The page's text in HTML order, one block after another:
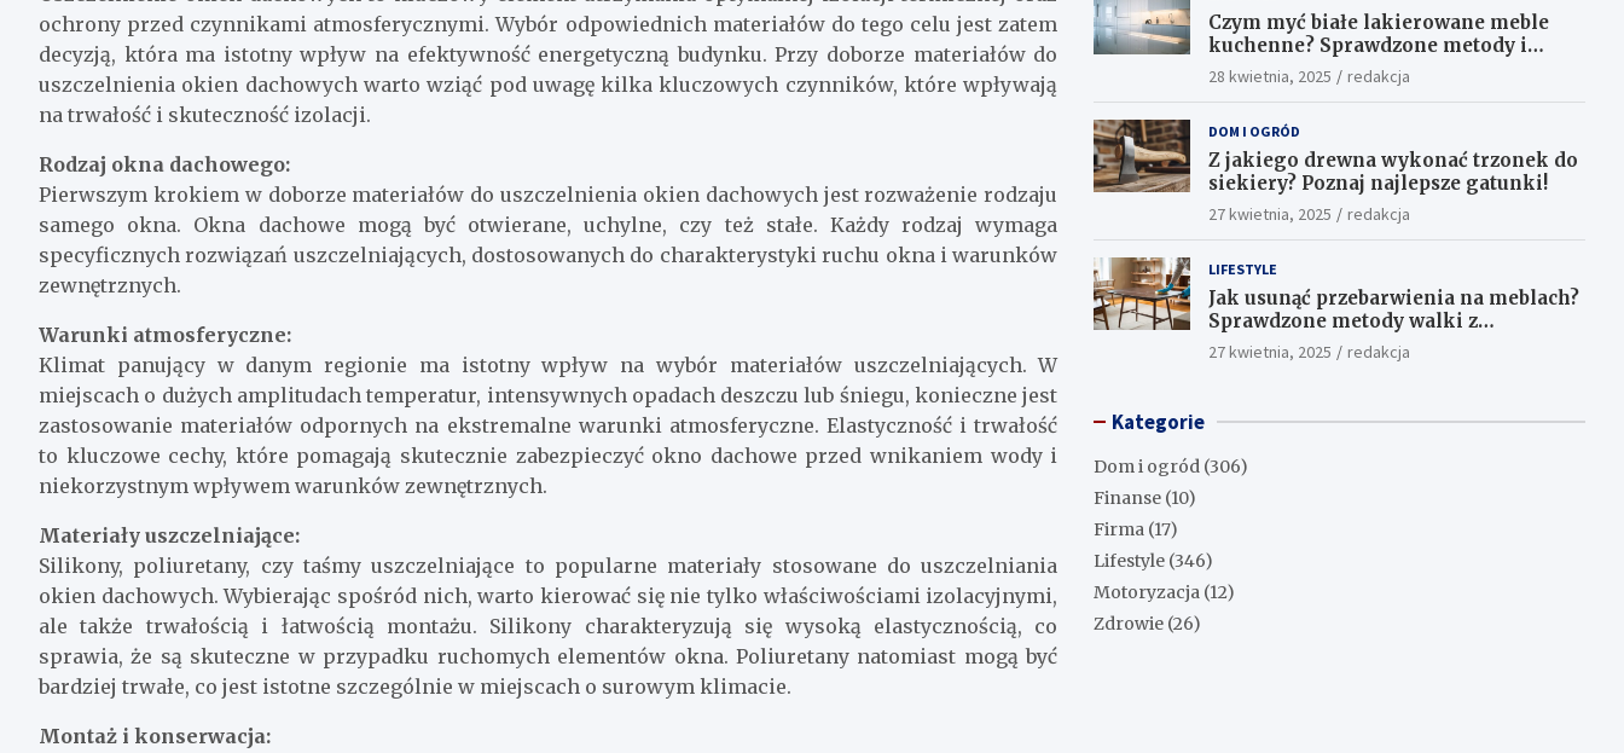
ochrony przed czynnikami atmosferycznymi. Wybór odpowiednich materiałów do tego celu jest zatem
decyzją, która ma istotny wpływ na efektywność energetyczną budynku. Przy doborze materiałów do
uszczelnienia okien dachowych warto wziąć pod uwagę kilka kluczowych czynników, które wpływają
na trwałość i skuteczność izolacji.
Rodzaj okna dachowego:
Pierwszym krokiem w doborze materiałów do uszczelnienia okien dachowych jest rozważenie rodzaju
samego okna. Okna dachowe mogą być otwierane, uchylne, czy też stałe. Każdy rodzaj wymaga
specyficznych rozwiązań uszczelniających, dostosowanych do charakterystyki ruchu okna i warunków
zewnętrznych.
Warunki atmosferyczne:
Klimat panujący w danym regionie ma istotny wpływ na wybór materiałów uszczelniających. W
miejscach o dużych amplitudach temperatur, intensywnych opadach deszczu lub śniegu, konieczne jest
zastosowanie materiałów odpornych na ekstremalne warunki atmosferyczne. Elastyczność i trwałość
to kluczowe cechy, które pomagają skutecznie zabezpieczyć okno dachowe przed wnikaniem wody i
niekorzystnym wpływem warunków zewnętrznych.
Materiały uszczelniające:
Silikony, poliuretany, czy taśmy uszczelniające to popularne materiały stosowane do uszczelniania
okien dachowych. Wybierając spośród nich, warto kierować się nie tylko właściwościami izolacyjnymi,
ale także trwałością i łatwością montażu. Silikony charakteryzują się wysoką elastycznością, co
sprawia, że są skuteczne w przypadku ruchomych elementów okna. Poliuretany natomiast mogą być
bardziej trwałe, co jest istotne szczególnie w miejscach o surowym klimacie.
Montaż i konserwacja:
Czym myć białe lakierowane meble
kuchenne? Sprawdzone metody i
skuteczne środki
28 kwietnia, 2025 redakcja
DOM I OGRÓD
Z jakiego drewna wykonać trzonek do
siekiery? Poznaj najlepsze gatunki!
27 kwietnia, 2025 redakcja
LIFESTYLE
Jak usunąć przebarwienia na meblach?
Sprawdzone metody walki z
uciążliwymi plamami!
27 kwietnia, 2025 redakcja
Kategorie
Dom i ogród (306)
Finanse (10)
Firma (17)
Lifestyle (346)
Motoryzacja (12)
Zdrowie (26)